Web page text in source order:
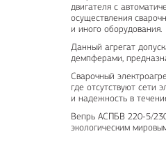
двигателя с
осуществления
и иного оборудования.
Данный агрегат
демпферами,
Сварочный
где отсутствуют сети
и надежность в
Вепрь АСПБВ 220-5/
экологическим